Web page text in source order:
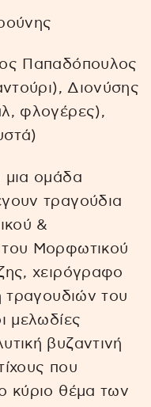
Παπαδόπουλος
Διονύσης
φλογέρες),
μια ομάδα
τραγούδια
&
του Μορφωτικού
χειρόγραφο
τραγουδιών του
μελωδίες
βυζαντινή
που
κύριο θέμα των